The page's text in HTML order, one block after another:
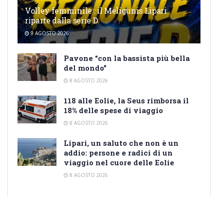
Volley femminile : il Meligunis Lipari
riparte dalla serie D
9 AGOSTO 2026
Pavone “con la bassista più bella
del mondo”
8 AGOSTO 2026
118 alle Eolie, la Seus rimborsa il
18% delle spese di viaggio
8 AGOSTO 2026
Lipari, un saluto che non è un
addio: persone e radici di un
viaggio nel cuore delle Eolie
8 AGOSTO 2026